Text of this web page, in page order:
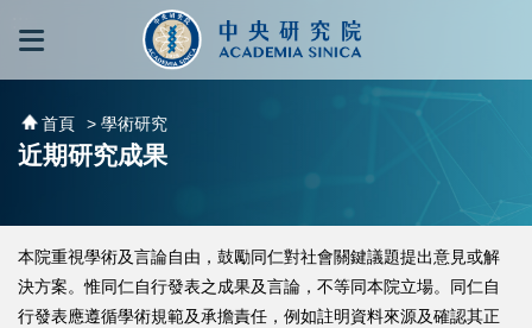
跳到主要內容區塊
首頁 > 學術研究
近期研究成果
本院重視學術及言論自由，鼓勵同仁對社會關鍵議題提出意見或解
決方案。惟同仁自行發表之成果及言論，不等同本院立場。同仁自
行發表應遵循學術規範及承擔責任，例如註明資料來源及確認其正